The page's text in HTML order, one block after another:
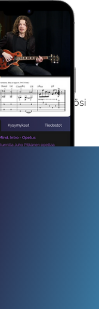
käyttöösi